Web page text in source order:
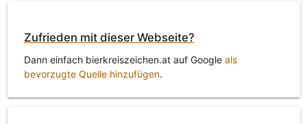
Zufrieden mit dieser Webseite?
Dann einfach bierkreiszeichen.at auf Google als
bevorzugte Quelle hinzufügen.